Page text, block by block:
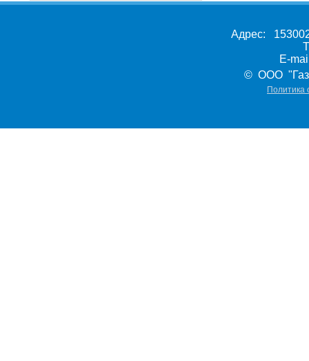
Адрес:
E-
© ООО
Политика